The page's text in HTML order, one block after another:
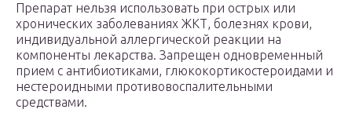
Препарат нельзя использовать при острых или
хронических заболеваниях ЖКТ, болезнях крови,
индивидуальной аллергической реакции на
компоненты лекарства. Запрещен одновременный
прием с антибиотиками, глюкокортикостероидами и
нестероидными противовоспалительными
средствами.